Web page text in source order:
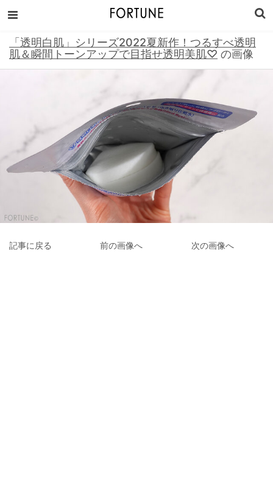
「透明白肌」シリーズ2022夏新作！つるすべ透明
肌＆瞬間トーンアップで目指せ透明美肌♡ の画像
記事に戻る 前の画像へ 次の画像へ